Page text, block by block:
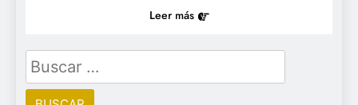
Leer más
Buscar: